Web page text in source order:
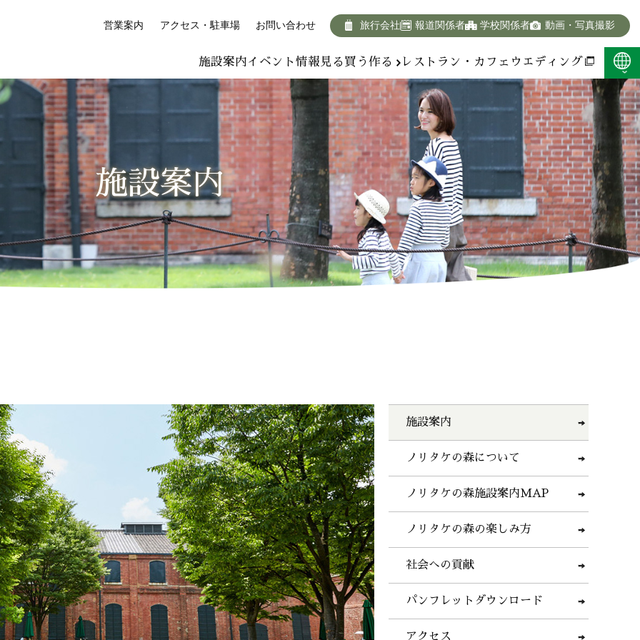
営業案内 アクセス・駐車場 お問い合わせ 旅行会社 報道関係者 学校関係者 動画・写真撮影
施設案内イベント情報 見る 買う作る
絵付け体験コーナー プレミアム絵付け体験
レストラン・カフェ ウエディング
简体中文 (PDF:2.7MB)한국어 (PDF:609KB)ภาษาไทย (PDF:400KB)
施設案内
施設案内
ノリタケの森について
ノリタケの森施設案内MAP
ノリタケの森の楽しみ方
社会への貢献
パンフレットダウンロード
アクセス